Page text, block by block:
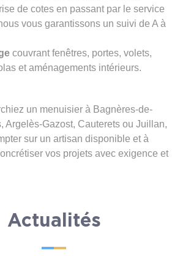
de cotes en passant par le service
vous garantissons un suivi de A à
couvrant fenêtres, portes, volets,
et aménagements intérieurs.
un menuisier à Bagnères-de-
Argelès-Gazost, Cauterets ou Juillan,
sur un artisan disponible et à
vos projets avec exigence et
Actualités